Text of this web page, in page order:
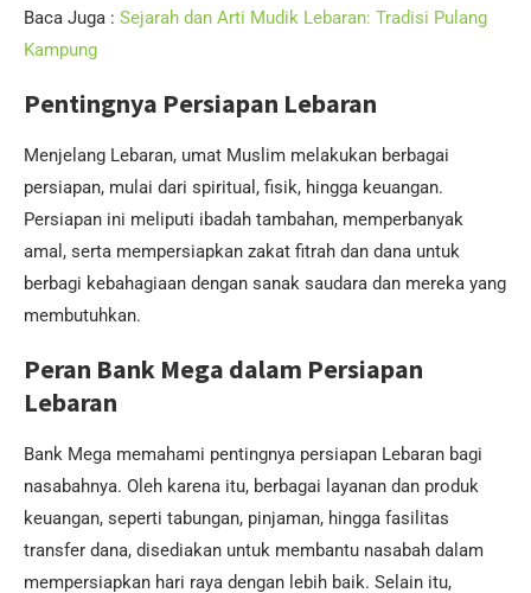
Baca Juga : Sejarah dan Arti Mudik Lebaran: Tradisi Pulang
Kampung
Pentingnya Persiapan Lebaran
Menjelang Lebaran, umat Muslim melakukan berbagai
persiapan, mulai dari spiritual, fisik, hingga keuangan.
Persiapan ini meliputi ibadah tambahan, memperbanyak
amal, serta mempersiapkan zakat fitrah dan dana untuk
berbagi kebahagiaan dengan sanak saudara dan mereka yang
membutuhkan.
Peran Bank Mega dalam Persiapan
Lebaran
Bank Mega memahami pentingnya persiapan Lebaran bagi
nasabahnya. Oleh karena itu, berbagai layanan dan produk
keuangan, seperti tabungan, pinjaman, hingga fasilitas
transfer dana, disediakan untuk membantu nasabah dalam
mempersiapkan hari raya dengan lebih baik. Selain itu,